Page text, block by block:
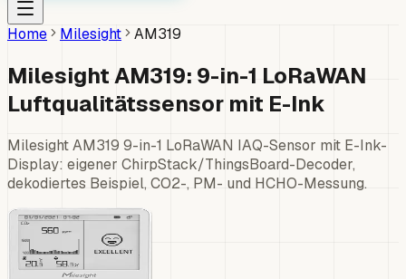
Home Milesight AM319
Milesight AM319: 9-in-1 LoRaWAN
Luftqualitätssensor mit E-Ink
Milesight AM319 9-in-1 LoRaWAN IAQ-Sensor mit E-Ink-
Display: eigener ChirpStack/ThingsBoard-Decoder,
dekodiertes Beispiel, CO2-, PM- und HCHO-Messung.